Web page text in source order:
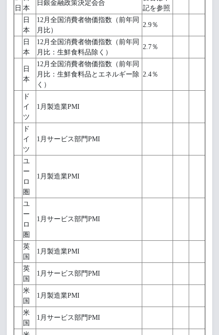
日 本
日銀金融政策決定会合
記を参照
日
本
12月全国消費者物価指数（前年同
月比）
2.9％
日
本
12月全国消費者物価指数（前年同
月比：生鮮食料品除く）
2.7％
日
本
12月全国消費者物価指数（前年同
月比：生鮮食料品とエネルギー除
く）
2.4％
ド
イ
ツ
1月製造業PMI
ド
イ
ツ
1月サービス部門PMI
ユ
ー
ロ
圏
1月製造業PMI
ユ
ー
ロ
圏
1月サービス部門PMI
英
国
1月製造業PMI
英
国
1月サービス部門PMI
米
国
1月製造業PMI
米
国
1月サービス部門PMI